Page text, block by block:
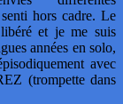
hors cadre. Le
et je me suis
années en solo,
avec
(trompette dans